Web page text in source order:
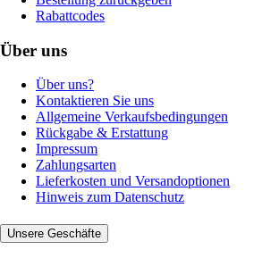
Rabattcodes
Über uns
Über uns?
Kontaktieren Sie uns
Allgemeine Verkaufsbedingungen
Rückgabe & Erstattung
Impressum
Zahlungsarten
Lieferkosten und Versandoptionen
Hinweis zum Datenschutz
Unsere Geschäfte